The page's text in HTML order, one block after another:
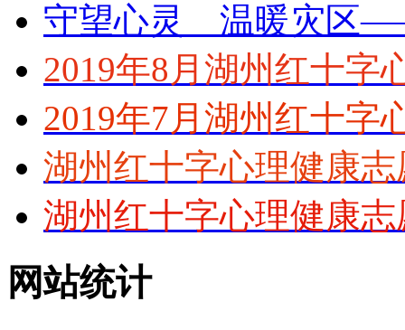
守望心灵 温暖灾区
2019年8月湖州红十字
2019年7月湖州红十字
湖州红十字心理健康
湖州红十字心理健康
网站统计